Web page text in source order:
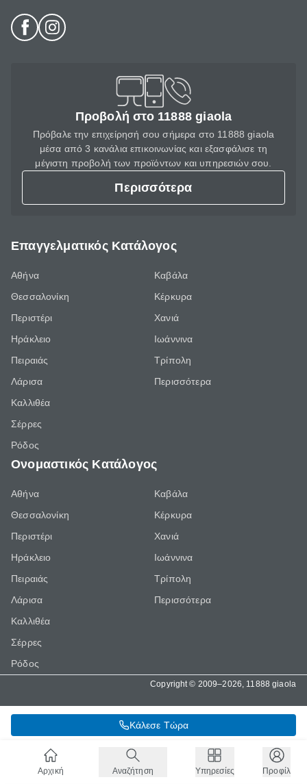
Κάλεσε Τώρα
Προβολή στο 11888 giaola
Πρόβαλε την επιχείρησή σου σήμερα στο 11888 giaola
μέσα από 3 κανάλια επικοινωνίας και εξασφάλισε τη
μέγιστη προβολή των προϊόντων και υπηρεσιών σου.
Περισσότερα
Επαγγελματικός Κατάλογος
Αθήνα
Θεσσαλονίκη
Περιστέρι
Ηράκλειο
Πειραιάς
Λάρισα
Καλλιθέα
Σέρρες
Ρόδος
Καβάλα
Κέρκυρα
Χανιά
Ιωάννινα
Τρίπολη
Περισσότερα
Ονομαστικός Κατάλογος
Αθήνα
Θεσσαλονίκη
Περιστέρι
Ηράκλειο
Πειραιάς
Λάρισα
Καλλιθέα
Σέρρες
Ρόδος
Καβάλα
Κέρκυρα
Χανιά
Ιωάννινα
Τρίπολη
Περισσότερα
Copyright © 2009–2026, 11888 giaola
Αρχική Αναζήτηση Υπηρεσίες Προφίλ